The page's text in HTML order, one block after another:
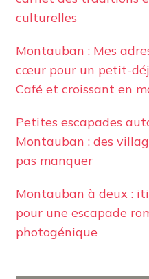
culturelles
Montauban : Mes
cœur pour un petit-
Café et croissant en
Petites escapades
Montauban : des
pas manquer
Montauban à deux :
pour une escapade
photogénique